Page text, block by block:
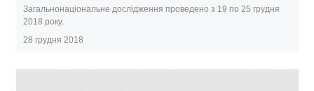
Загальнонаціональне дослідження проведено з 19 по 25 грудня
2018 року.
28 грудня 2018